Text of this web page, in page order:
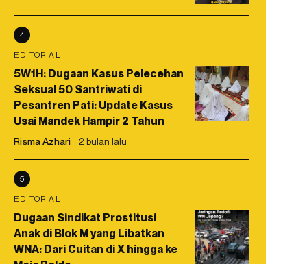
4
EDITORIAL
5W1H: Dugaan Kasus Pelecehan
Seksual 50 Santriwati di
Pesantren Pati: Update Kasus
Usai Mandek Hampir 2 Tahun
Risma Azhari 2 bulan lalu
5
EDITORIAL
Dugaan Sindikat Prostitusi
Anak di Blok M yang Libatkan
WNA: Dari Cuitan di X hingga ke